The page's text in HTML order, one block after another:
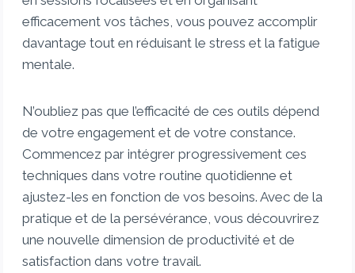
efficacement vos tâches, vous pouvez accomplir
davantage tout en réduisant le stress et la fatigue
mentale.
N’oubliez pas que l’efficacité de ces outils dépend
de votre engagement et de votre constance.
Commencez par intégrer progressivement ces
techniques dans votre routine quotidienne et
ajustez-les en fonction de vos besoins. Avec de la
pratique et de la persévérance, vous découvrirez
une nouvelle dimension de productivité et de
satisfaction dans votre travail.